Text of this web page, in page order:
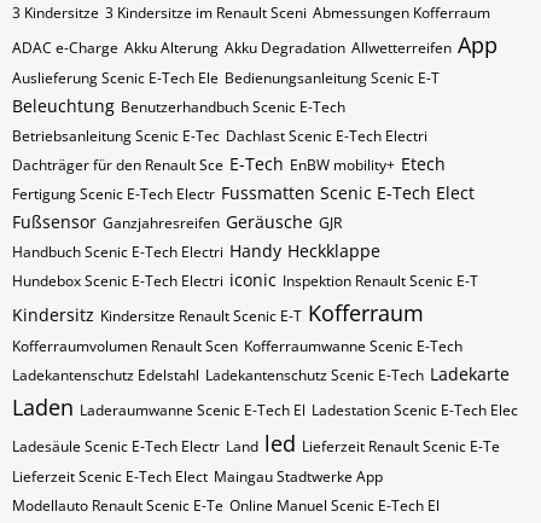
3 Kindersitze 3 Kindersitze im Renault Sceni Abmessungen Kofferraum
ADAC e-Charge Akku Alterung Akku Degradation Allwetterreifen App
Auslieferung Scenic E-Tech Ele Bedienungsanleitung Scenic E-T
Beleuchtung Benutzerhandbuch Scenic E-Tech
Betriebsanleitung Scenic E-Tec Dachlast Scenic E-Tech Electri
Dachträger für den Renault Sce E-Tech EnBW mobility+ Etech
Fertigung Scenic E-Tech Electr Fussmatten Scenic E-Tech Elect
Fußsensor Ganzjahresreifen Geräusche GJR
Handbuch Scenic E-Tech Electri Handy Heckklappe
Hundebox Scenic E-Tech Electri iconic Inspektion Renault Scenic E-T
Kindersitz Kindersitze Renault Scenic E-T Kofferraum
Kofferraumvolumen Renault Scen Kofferraumwanne Scenic E-Tech
Ladekantenschutz Edelstahl Ladekantenschutz Scenic E-Tech Ladekarte
Laden Laderaumwanne Scenic E-Tech El Ladestation Scenic E-Tech Elec
Ladesäule Scenic E-Tech Electr Land led Lieferzeit Renault Scenic E-Te
Lieferzeit Scenic E-Tech Elect Maingau Stadtwerke App
Modellauto Renault Scenic E-Te Online Manuel Scenic E-Tech El